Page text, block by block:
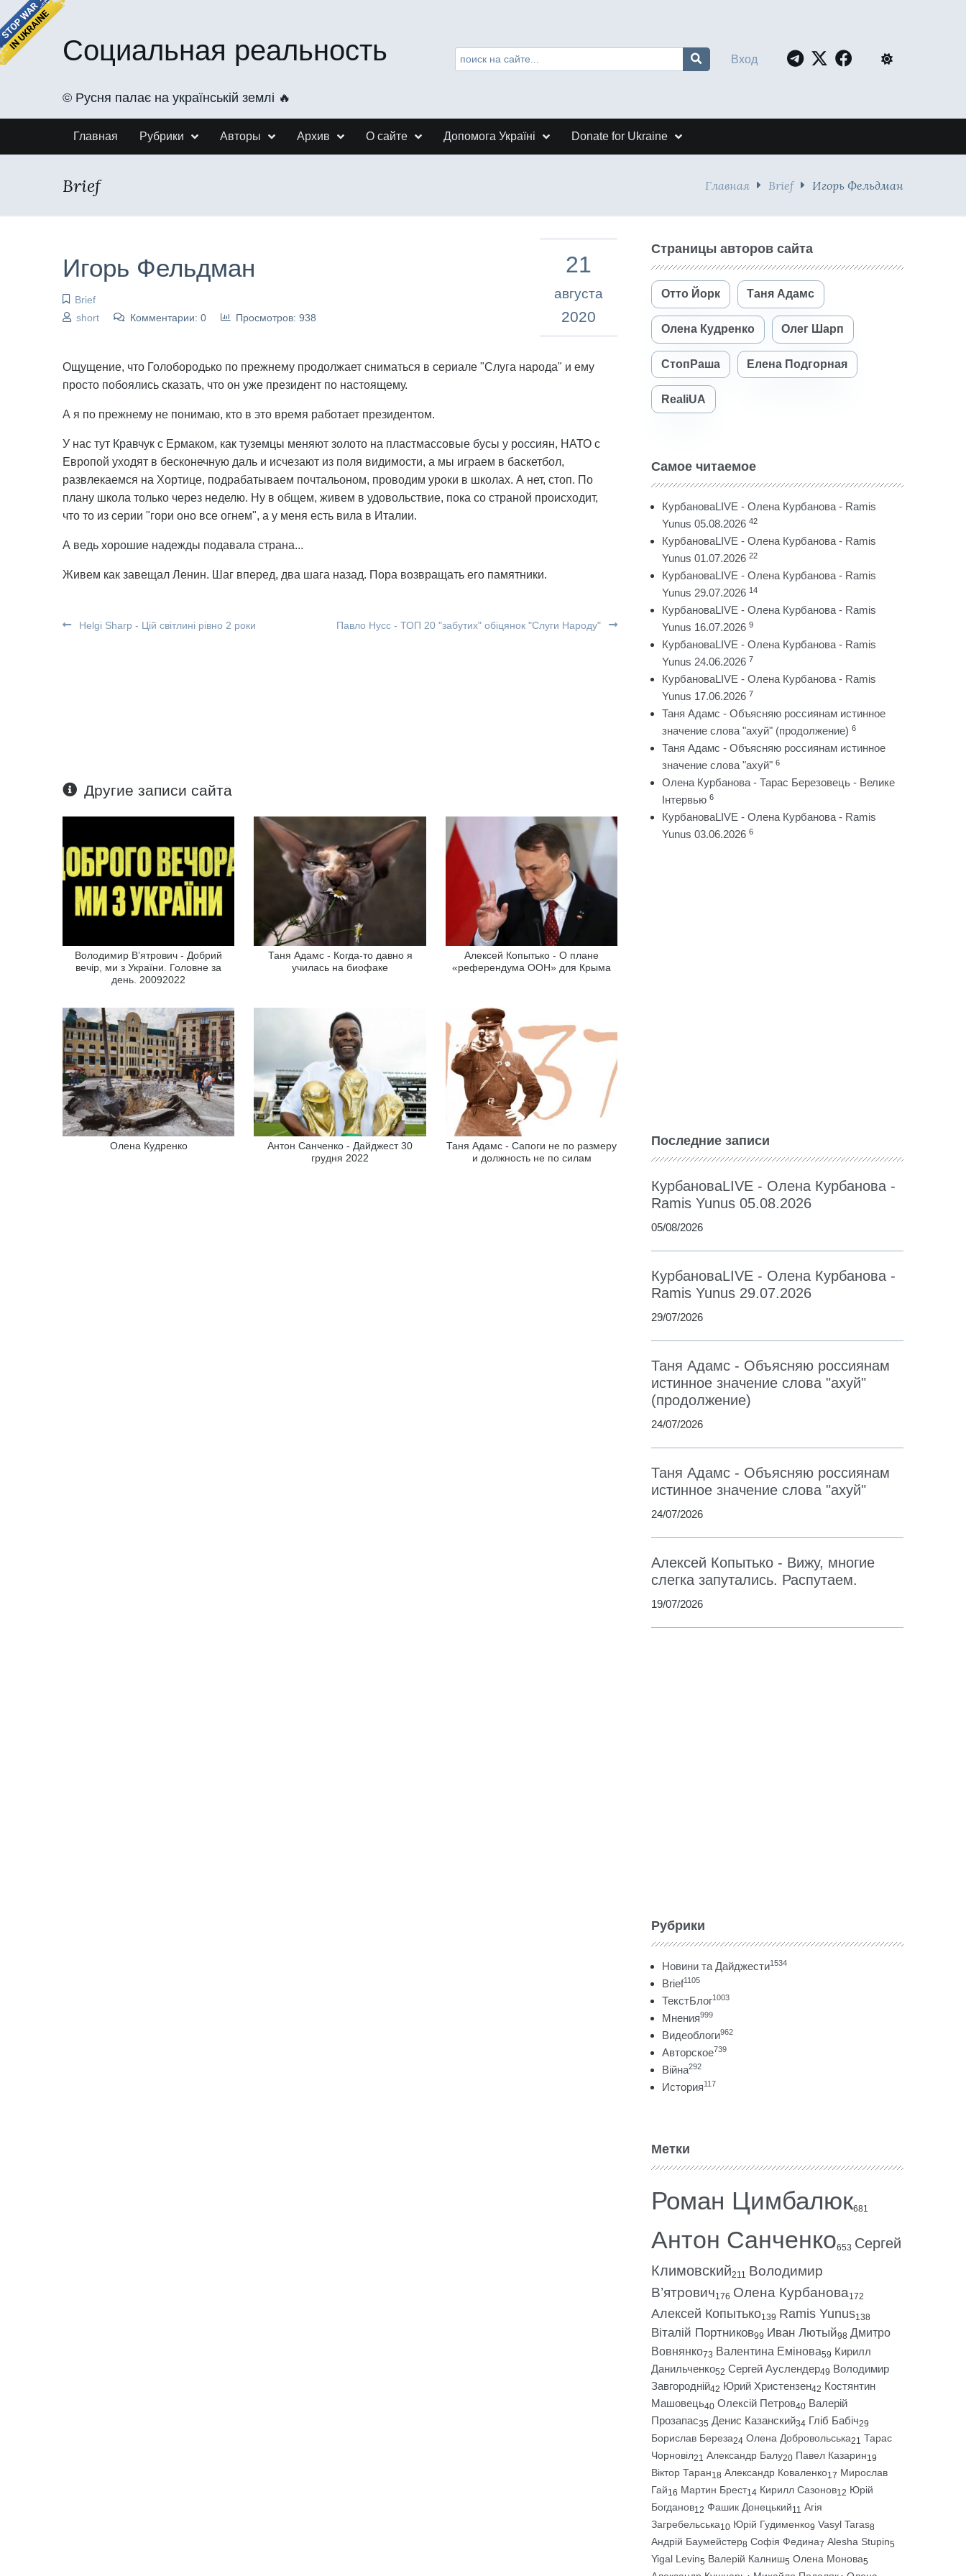
Социальная реальность
©️ Русня палає на українській землі 🔥
Вход
Главная Рубрики Авторы Архив О сайте Допомога Україні Donate for Ukraine
Brief Главная Brief Игорь Фельдман
Игорь Фельдман
Brief
short
Комментарии: 0 Просмотров: 938
21
августа
2020
Ощущение, что Голобородько по прежнему продолжает сниматься в сериале "Слуга народа" и ему
просто побоялись сказать, что он уже президент по настоящему.
А я по прежнему не понимаю, кто в это время работает президентом.
У нас тут Кравчук с Ермаком, как туземцы меняют золото на пластмассовые бусы у россиян, НАТО с
Европой уходят в бесконечную даль и исчезают из поля видимости, а мы играем в баскетбол,
развлекаемся на Хортице, подрабатываем почтальоном, проводим уроки в школах. А нет, стоп. По
плану школа только через неделю. Ну в общем, живем в удовольствие, пока со страной происходит,
что то из серии "гори оно все огнем", а у меня есть вила в Италии.
А ведь хорошие надежды подавала страна...
Живем как завещал Ленин. Шаг вперед, два шага назад. Пора возвращать его памятники.
Helgi Sharp - Цій світлині рівно 2 роки Павло Нусс - ТОП 20 "забутих" обіцянок "Слуги Народу"
Другие записи сайта
Володимир В’ятрович - Добрий
вечір, ми з України. Головне за
день. 20092022
Таня Адамс - Когда-то давно я
училась на биофаке
Алексей Копытько - О плане
«референдума ООН» для Крыма
Олена Кудренко
Антон Санченко - Дайджест 30
грудня 2022
Таня Адамс - Сапоги не по размеру
и должность не по силам
Страницы авторов сайта
Отто Йорк Таня Адамс
Олена Кудренко Олег Шарп
СтопРаша Елена Подгорная
RealiUA
Самое читаемое
КурбановаLIVE - Олена Курбанова - Ramis
Yunus 05.08.2026 42
КурбановаLIVE - Олена Курбанова - Ramis
Yunus 01.07.2026 22
КурбановаLIVE - Олена Курбанова - Ramis
Yunus 29.07.2026 14
КурбановаLIVE - Олена Курбанова - Ramis
Yunus 16.07.2026 9
КурбановаLIVE - Олена Курбанова - Ramis
Yunus 24.06.2026 7
КурбановаLIVE - Олена Курбанова - Ramis
Yunus 17.06.2026 7
Таня Адамс - Объясняю россиянам истинное
значение слова "ахуй" (продолжение) 6
Таня Адамс - Объясняю россиянам истинное
значение слова "ахуй" 6
Олена Курбанова - Тарас Березовець - Велике
Інтервью 6
КурбановаLIVE - Олена Курбанова - Ramis
Yunus 03.06.2026 6
Последние записи
КурбановаLIVE - Олена Курбанова -
Ramis Yunus 05.08.2026
05/08/2026
КурбановаLIVE - Олена Курбанова -
Ramis Yunus 29.07.2026
29/07/2026
Таня Адамс - Объясняю россиянам
истинное значение слова "ахуй"
(продолжение)
24/07/2026
Таня Адамс - Объясняю россиянам
истинное значение слова "ахуй"
24/07/2026
Алексей Копытько - Вижу, многие
слегка запутались. Распутаем.
19/07/2026
Рубрики
Новини та Дайджести1534
Brief1105
ТекстБлог1003
Мнения999
Видеоблоги962
Авторское739
Війна292
История117
Метки
Роман Цимбалюк681
Антон Санченко653 Сергей
Климовский211 Володимир
В’ятрович176 Олена Курбанова172
Алексей Копытько139 Ramis Yunus138
Віталій Портников99 Иван Лютый98 Дмитро
Вовнянко73 Валентина Емінова59 Кирилл
Данильченко52 Сергей Ауслендер49 Володимир
Завгородній42 Юрий Христензен42 Костянтин
Машовець40 Олексій Петров40 Валерій
Прозапас35 Денис Казанский34 Гліб Бабіч29
Борислав Береза24 Олена Добровольська21 Тарас
Чорновіл21 Александр Балу20 Павел Казарин19
Віктор Таран18 Александр Коваленко17 Мирослав
Гай16 Мартин Брест14 Кирилл Сазонов12 Юрій
Богданов12 Фашик Донецький11 Агія
Загребельська10 Юрій Гудименко9 Vasyl Taras8
Андрій Баумейстер8 Софія Федина7 Alesha Stupin5
Yigal Levin5 Валерій Калниш5 Олена Монова5